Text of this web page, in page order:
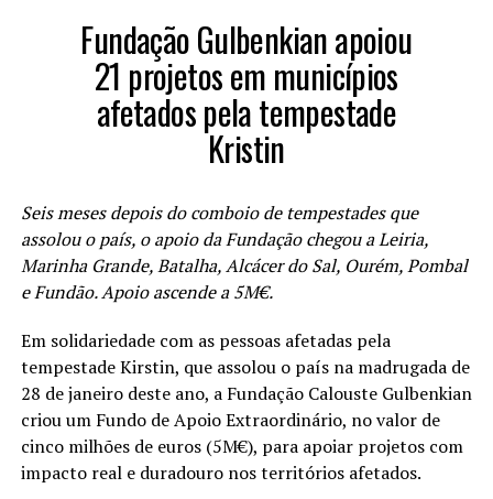
Fundação Gulbenkian apoiou
21 projetos em municípios
afetados pela tempestade
Kristin
Seis meses depois do comboio de tempestades que
assolou o país, o apoio da Fundação chegou a Leiria,
Marinha Grande, Batalha, Alcácer do Sal, Ourém, Pombal
e Fundão. Apoio ascende a 5M€.
Em solidariedade com as pessoas afetadas pela
tempestade Kirstin, que assolou o país na madrugada de
28 de janeiro deste ano, a Fundação Calouste Gulbenkian
criou um Fundo de Apoio Extraordinário, no valor de
cinco milhões de euros (5M€), para apoiar projetos com
impacto real e duradouro nos territórios afetados.